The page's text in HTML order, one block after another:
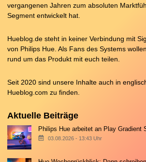
vergangenen Jahren zum absoluten
Segment entwickelt hat.
Hueblog.de steht in keiner Verbindung mit
von Philips Hue. Als Fans des Systems
rund um das Produkt mit euch teilen.
Seit 2020 sind unsere Inhalte auch in
Hueblog.com zu finden.
Aktuelle Beiträge
Philips Hue arbeitet an Play Gradient
03.08.2026 - 13:43 Uhr